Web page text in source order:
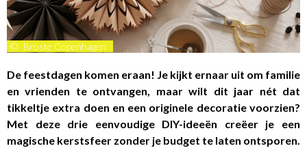
© Broste Copenhagen
De feestdagen komen eraan! Je kijkt ernaar uit om familie
en vrienden te ontvangen, maar wilt dit jaar nét dat
tikkeltje extra doen en een originele decoratie voorzien?
Met deze drie eenvoudige DIY-ideeën creëer je een
magische kerstsfeer zonder je budget te laten ontsporen.